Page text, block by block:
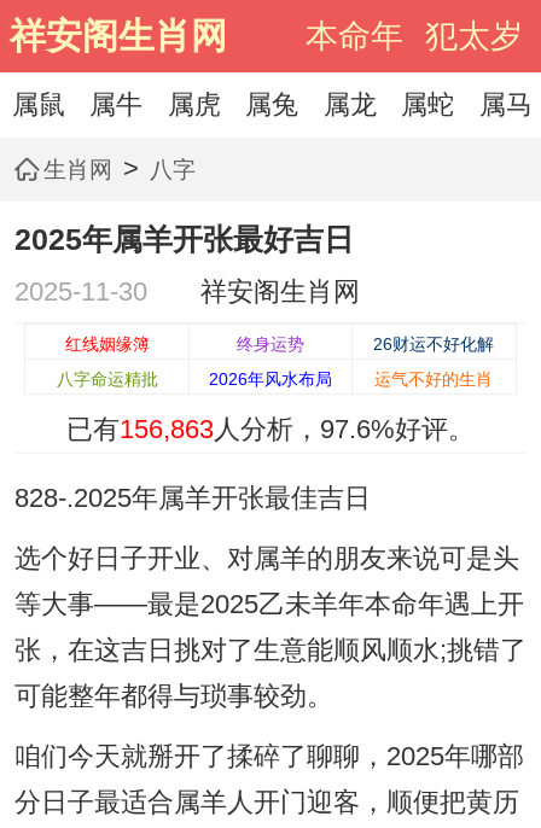
祥安阁生肖网 本命年 犯太岁
属鼠 属牛 属虎 属兔 属龙 属蛇 属马
生肖网 > 八字
2025年属羊开张最好吉日
2025-11-30 祥安阁生肖网
红线姻缘簿 终身运势
26财运不好化解
八字命运精批
2026年风水布局 运气不好的生肖
已有156,863人分析， 97.6%好评。
828-.2025年属羊开张最佳吉日
选个好日子开业、对属羊的朋友来说可是头
等大事——最是2025乙未羊年本命年遇上开
张，在这吉日挑对了生意能顺风顺水;挑错了
可能整年都得与琐事较劲。
咱们今天就掰开了揉碎了聊聊，2025年哪部
分日子最适合属羊人开门迎客，顺便把黄历